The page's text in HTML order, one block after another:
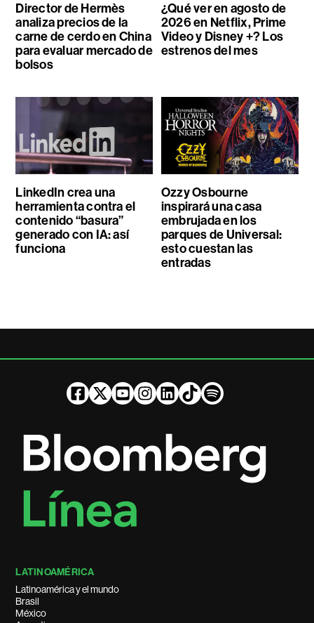
Director de Hermès
analiza precios de la
carne de cerdo en China
para evaluar mercado de
bolsos
¿Qué ver en agosto de
2026 en Netflix, Prime
Video y Disney +? Los
estrenos del mes
LinkedIn crea una
herramienta contra el
contenido “basura”
generado con IA: así
funciona
Ozzy Osbourne
inspirará una casa
embrujada en los
parques de Universal:
esto cuestan las
entradas
LATINOAMÉRICA
Latinoamérica y el mundo
Brasil
México